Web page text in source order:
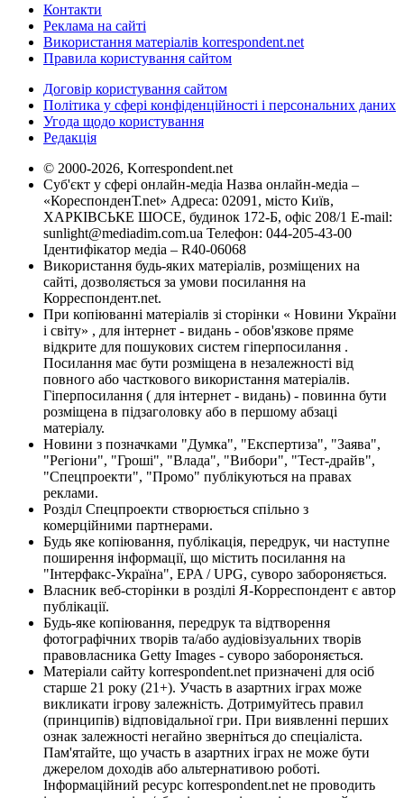
Контакти
Реклама на сайті
Використання матеріалів korrespondent.net
Правила користування сайтом
Договір користування сайтом
Політика у сфері конфіденційності і персональних даних
Угода щодо користування
Редакція
© 2000-2026, Korrespondent.net
Суб'єкт у сфері онлайн-медіа Назва онлайн-медіа –
«КореспонденТ.net» Адреса: 02091, місто Київ,
ХАРКІВСЬКЕ ШОСЕ, будинок 172-Б, офіс 208/1 E-mail:
sunlight@mediadim.com.ua Телефон: 044-205-43-00
Ідентифікатор медіа – R40-06068
Використання будь-яких матеріалів, розміщених на
сайті, дозволяється за умови посилання на
Корреспондент.net.
При копіюванні матеріалів зі сторінки « Новини України
і світу» , для інтернет - видань - обов'язкове пряме
відкрите для пошукових систем гіперпосилання .
Посилання має бути розміщена в незалежності від
повного або часткового використання матеріалів.
Гіперпосилання ( для інтернет - видань) - повинна бути
розміщена в підзаголовку або в першому абзаці
матеріалу.
Новини з позначками "Думка", "Експертиза", "Заява",
"Регіони", "Гроші", "Влада", "Вибори", "Тест-драйв",
"Спецпроекти", "Промо" публікуються на правах
реклами.
Розділ Спецпроекти створюється спільно з
комерційними партнерами.
Будь яке копіювання, публікація, передрук, чи наступне
поширення інформації, що містить посилання на
"Інтерфакс-Україна", EPA / UPG, суворо забороняється.
Власник веб-сторінки в розділі Я-Корреспондент є автор
публікації.
Будь-яке копіювання, передрук та відтворення
фотографічних творів та/або аудіовізуальних творів
правовласника Getty Images - суворо забороняється.
Матеріали сайту korrespondent.net призначені для осіб
старше 21 року (21+). Участь в азартних іграх може
викликати ігрову залежність. Дотримуйтесь правил
(принципів) відповідальної гри. При виявленні перших
ознак залежності негайно зверніться до спеціаліста.
Пам'ятайте, що участь в азартних іграх не може бути
джерелом доходів або альтернативою роботі.
Інформаційний ресурс korrespondent.net не проводить